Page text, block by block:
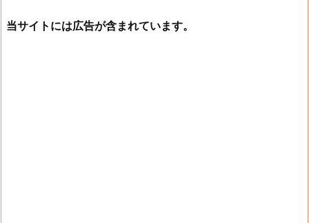
当サイトには広告が含まれています。